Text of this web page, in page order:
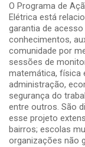
O Programa de
Elétrica está
garantia de
conhecimentos,
comunidade por
sessões de
matemática, física
administração,
segurança do
entre outros. São
esse projeto
bairros; escolas
organizações não